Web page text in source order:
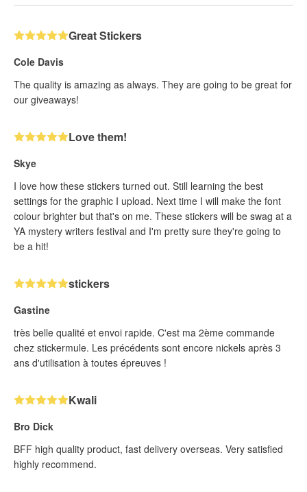
Great Stickers
Cole Davis
The quality is amazing as always. They are going to be great for
our giveaways!
Love them!
Skye
I love how these stickers turned out. Still learning the best
settings for the graphic I upload. Next time I will make the font
colour brighter but that's on me. These stickers will be swag at a
YA mystery writers festival and I'm pretty sure they're going to
be a hit!
stickers
Gastine
très belle qualité et envoi rapide. C'est ma 2ème commande
chez stickermule. Les précédents sont encore nickels après 3
ans d'utilisation à toutes épreuves !
Kwali
Bro Dick
BFF high quality product, fast delivery overseas. Very satisfied
highly recommend.